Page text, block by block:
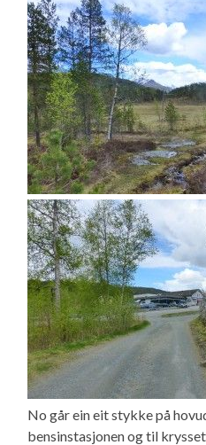
No går ein eit stykke på
bensinstasjonen og til